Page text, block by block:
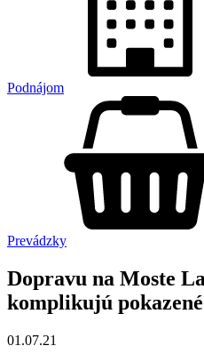
Podnájom
Prevádzky
Dopravu na Moste
komplikujú
01.07.21